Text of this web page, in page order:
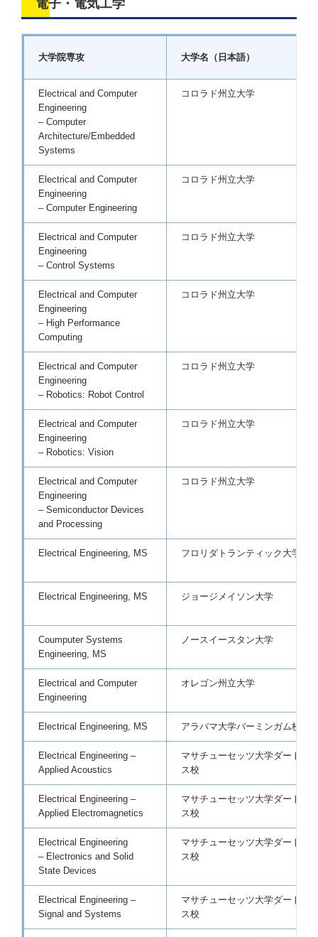
電子・電気工学
大学院専攻 大学名（日本語）
Electrical and Computer
Engineering
– Computer
Architecture/Embedded
Systems
コロラド州立大学
Electrical and Computer
Engineering
– Computer Engineering
コロラド州立大学
Electrical and Computer
Engineering
– Control Systems
コロラド州立大学
Electrical and Computer
Engineering
– High Performance
Computing
コロラド州立大学
Electrical and Computer
Engineering
– Robotics: Robot Control
コロラド州立大学
Electrical and Computer
Engineering
– Robotics: Vision
コロラド州立大学
Electrical and Computer
Engineering
– Semiconductor Devices
and Processing
コロラド州立大学
Electrical Engineering, MS フロリダトランティック大学
Electrical Engineering, MS ジョージメイソン大学
Coumputer Systems
Engineering, MS
ノースイースタン大学
Electrical and Computer
Engineering
オレゴン州立大学
Electrical Engineering, MS アラバマ大学バーミンガム校
Electrical Engineering –
Applied Acoustics
マサチューセッツ大学ダートマ
ス校
Electrical Engineering –
Applied Electromagnetics
マサチューセッツ大学ダートマ
ス校
Electrical Engineering
– Electronics and Solid
State Devices
マサチューセッツ大学ダートマ
ス校
Electrical Engineering –
Signal and Systems
マサチューセッツ大学ダートマ
ス校